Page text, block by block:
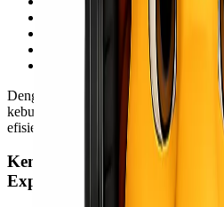
Distribusi barang antar cabang
Pengiriman alat berat & project
Pengiriman material industri
Support logistik untuk area
Dengan sistem handling yang
kebutuhan customer, proses
efisien.
Kenapa Banyak Perusahaan
Express?